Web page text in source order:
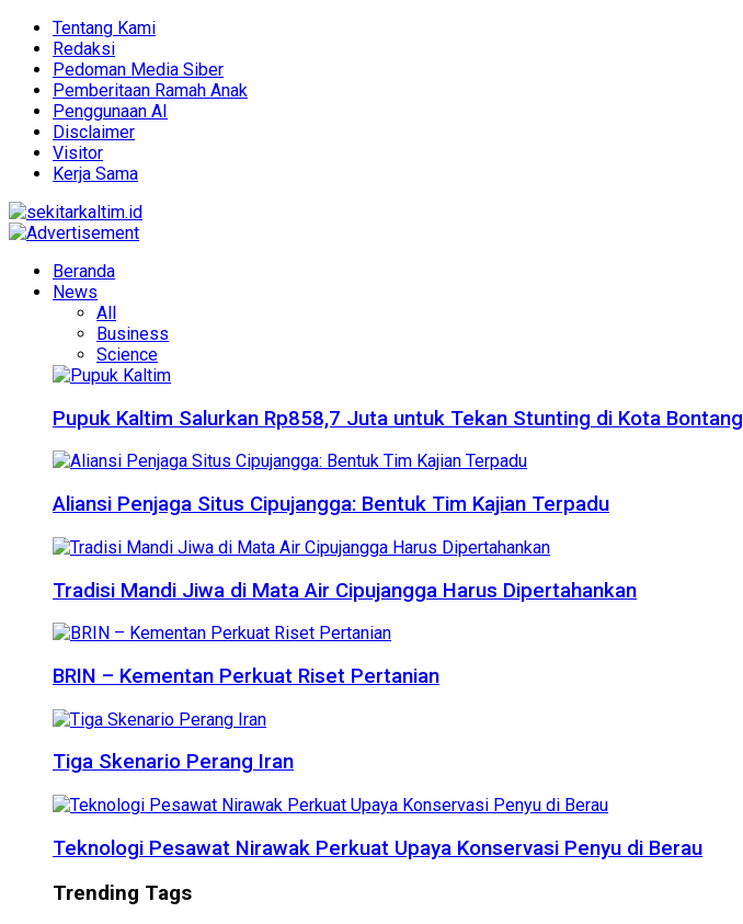
Tentang Kami
Redaksi
Pedoman Media Siber
Pemberitaan Ramah Anak
Penggunaan AI
Disclaimer
Visitor
Kerja Sama
Beranda
News
All
Business
Science
Pupuk Kaltim Salurkan Rp858,7 Juta untuk Tekan Stunting di Kota Bontang
Aliansi Penjaga Situs Cipujangga: Bentuk Tim Kajian Terpadu
Tradisi Mandi Jiwa di Mata Air Cipujangga Harus Dipertahankan
BRIN – Kementan Perkuat Riset Pertanian
Tiga Skenario Perang Iran
Teknologi Pesawat Nirawak Perkuat Upaya Konservasi Penyu di Berau
Trending Tags